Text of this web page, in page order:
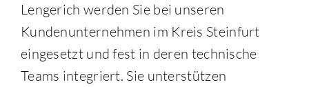
Lengerich werden Sie bei unseren
Kundenunternehmen im Kreis Steinfurt
eingesetzt und fest in deren technische
Teams integriert. Sie unterstützen